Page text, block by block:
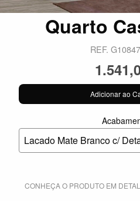
Quarto
REF. G10847
Adicionar ao
CONHEÇA O PRODUTO EM